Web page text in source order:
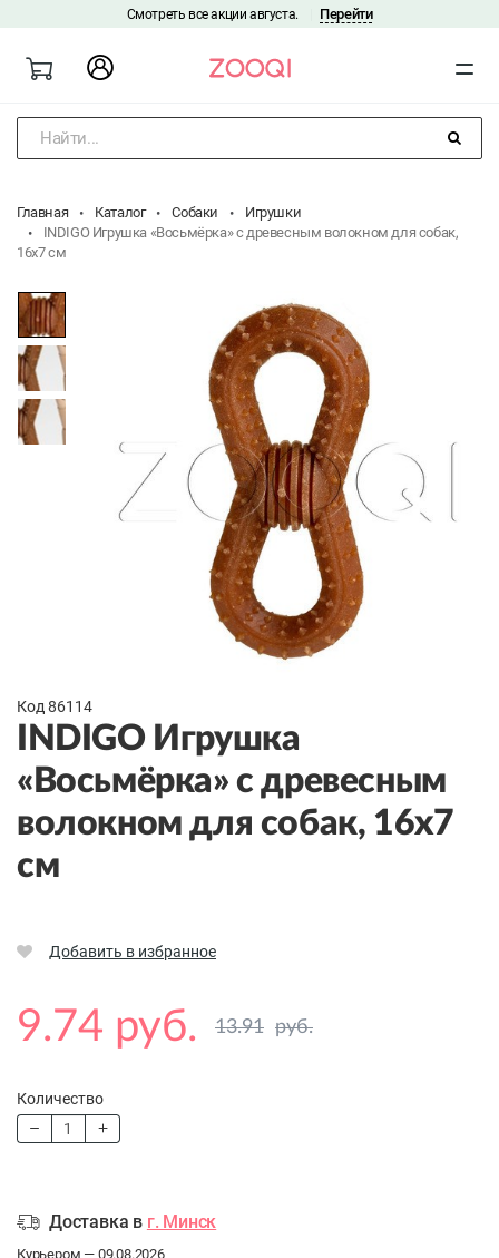
Смотреть все акции августа. Перейти
Найти...
Главная Каталог Собаки
Игрушки
INDIGO Игрушка «Восьмёрка» с древесным волокном для собак,
16x7 см
Код 86114
INDIGO Игрушка
«Восьмёрка» с древесным
волокном для собак, 16x7
см
Добавить в избранное
9.74 руб. 13.91 руб.
Количество
Доставка в г. Минск
Курьером — 09.08.2026